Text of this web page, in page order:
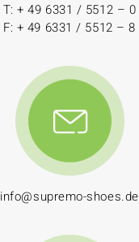
T: + 49 6331 / 5512 – 0
F: + 49 6331 / 5512 – 8
info@supremo-shoes.de